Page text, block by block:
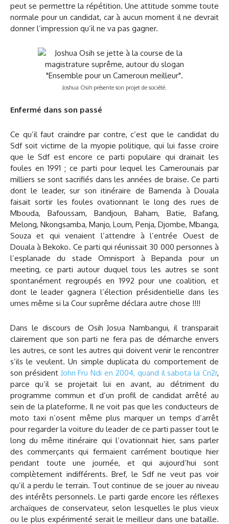
peut se permettre la répétition. Une attitude somme toute
normale pour un candidat, car à aucun moment il ne devrait
donner l’impression qu’il ne va pas gagner.
Joshua Osih présente son projet de société.
Enfermé dans son passé
Ce qu’il faut craindre par contre, c’est que le candidat du
Sdf soit victime de la myopie politique, qui lui fasse croire
que le Sdf est encore ce parti populaire qui drainait les
foules en 1991 ; ce parti pour lequel les Camerounais par
milliers se sont sacrifiés dans les années de braise. Ce parti
dont le leader, sur son itinéraire de Bamenda à Douala
faisait sortir les foules ovationnant le long des rues de
Mbouda, Bafoussam, Bandjoun, Baham, Batie, Bafang,
Melong, Nkongsamba, Manjo, Loum, Penja, Djombe, Mbanga,
Souza et qui venaient l’attendre à l’entrée Ouest de
Douala à Bekoko. Ce parti qui réunissait 30 000 personnes à
l’esplanade du stade Omnisport à Bepanda pour un
meeting, ce parti autour duquel tous les autres se sont
spontanément regroupés en 1992 pour une coalition, et
dont le leader gagnera l’élection présidentielle dans les
urnes même si la Cour suprême déclara autre chose !!!!
Dans le discours de Osih Josua Nambangui, il transparait
clairement que son parti ne fera pas de démarche envers
les autres, ce sont les autres qui doivent venir le rencontrer
s’ils le veulent. Un simple duplicata du comportement de
son président John Fru Ndi en 2004, quand il sabota la Cn2r,
parce qu’il se projetait lui en avant, au détriment du
programme commun et d’un profil de candidat arrêté au
sein de la plateforme. Il ne voit pas que les conducteurs de
moto taxi n’osent même plus marquer un temps d’arrêt
pour regarder la voiture du leader de ce parti passer tout le
long du même itinéraire qui l’ovationnait hier, sans parler
des commerçants qui fermaient carrément boutique hier
pendant toute une journée, et qui aujourd’hui sont
complètement indifférents. Bref, le Sdf ne veut pas voir
qu’il a perdu le terrain. Tout continue de se jouer au niveau
des intérêts personnels. Le parti garde encore les réflexes
archaïques de conservateur, selon lesquelles le plus vieux
ou le plus expérimenté serait le meilleur dans une bataille.